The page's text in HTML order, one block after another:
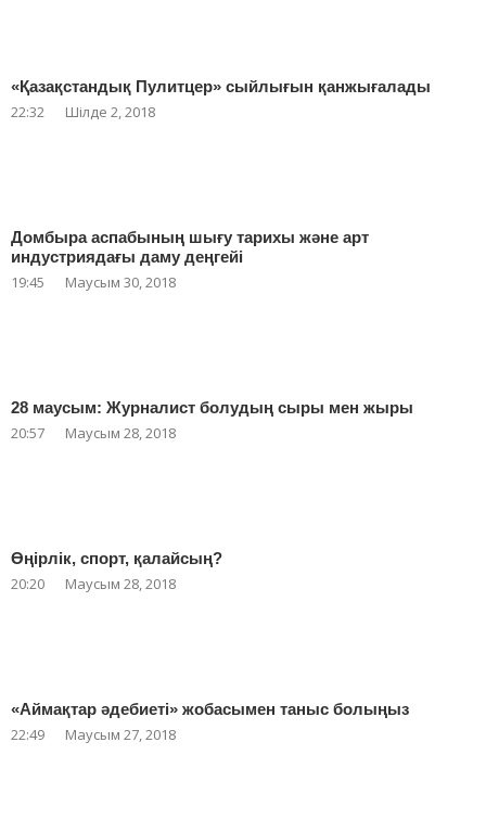
«Қазақстандық Пулитцер» сыйлығын қанжығалады
22:32 Шілде 2, 2018
Домбыра аспабының шығу тарихы және арт
индустриядағы даму деңгейі
19:45 Маусым 30, 2018
28 маусым: Журналист болудың сыры мен жыры
20:57 Маусым 28, 2018
Өңірлік, спорт, қалайсың?
20:20 Маусым 28, 2018
«Аймақтар әдебиеті» жобасымен таныс болыңыз
22:49 Маусым 27, 2018